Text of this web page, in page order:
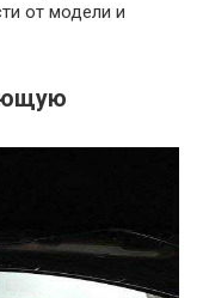
от модели и